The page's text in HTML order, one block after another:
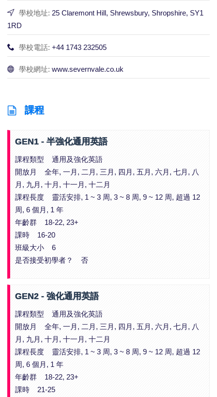
學校地址: 25 Claremont Hill, Shrewsbury, Shropshire, SY1
1RD
學校電話: +44 1743 232505
學校網址: www.severnvale.co.uk
課程
GEN1 - 半強化通用英語
課程類型 通用及強化英語
開放月 全年, 一月, 二月, 三月, 四月, 五月, 六月, 七月, 八
月, 九月, 十月, 十一月, 十二月
課程長度 靈活安排, 1 ~ 3 周, 3 ~ 8 周, 9 ~ 12 周, 超過 12
周, 6 個月, 1 年
年齡群 18-22, 23+
課時 16-20
班級大小 6
是否接受初學者？ 否
GEN2 - 強化通用英語
課程類型 通用及強化英語
開放月 全年, 一月, 二月, 三月, 四月, 五月, 六月, 七月, 八
月, 九月, 十月, 十一月, 十二月
課程長度 靈活安排, 1 ~ 3 周, 3 ~ 8 周, 9 ~ 12 周, 超過 12
周, 6 個月, 1 年
年齡群 18-22, 23+
課時 21-25